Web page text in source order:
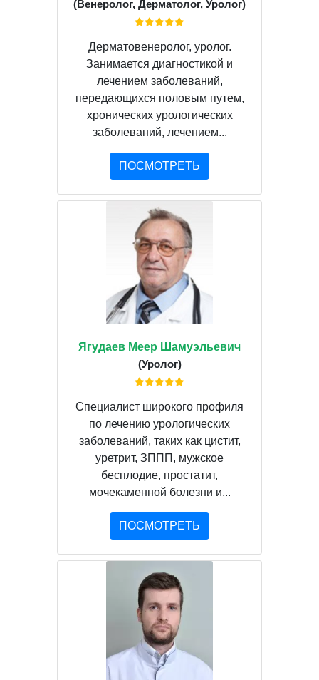
(Венеролог, Дерматолог, Уролог)
Дерматовенеролог, уролог.
Занимается диагностикой и
лечением заболеваний,
передающихся половым путем,
хронических урологических
заболеваний, лечением...
ПОСМОТРЕТЬ
Ягудаев Меер Шамуэльевич
(Уролог)
Специалист широкого профиля
по лечению урологических
заболеваний, таких как цистит,
уретрит, ЗППП, мужское
бесплодие, простатит,
мочекаменной болезни и...
ПОСМОТРЕТЬ